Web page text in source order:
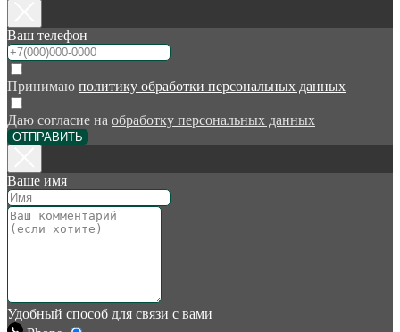
Ваш телефон
Принимаю политику обработки персональных данных
Даю согласие на обработку персональных данных
ОТПРАВИТЬ
Ваше имя
Удобный способ для связи с вами